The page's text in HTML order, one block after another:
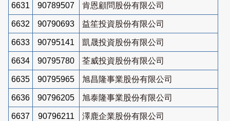
6631 90789507 肯恩顧問股份有限公司
6632 90790693 益笙投資股份有限公司
6633 90795141 凱晟投資股份有限公司
6634 90795780 荃威投資股份有限公司
6635 90795965 旭昌隆事業股份有限公司
6636 90796205 旭泰隆事業股份有限公司
6637 90796211 澤鹿企業股份有限公司